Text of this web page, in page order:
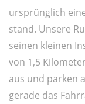
ursprünglich
stand. Unsere
seinen kleinen
von 1,5
aus und parken
gerade das